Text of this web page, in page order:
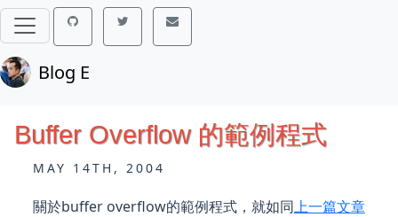
Blog E
Buffer Overflow 的範例程式
MAY 14TH, 2004
關於buffer overflow的範例程式，就如同上一篇文章